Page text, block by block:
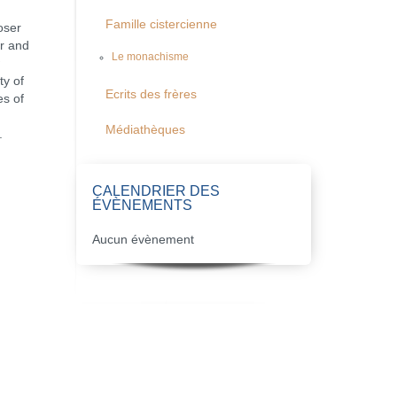
and
of
of
Famille cistercienne
Le monachisme
Ecrits des frères
Médiathèques
CALENDRIER DES
ÉVÈNEMENTS
Aucun évènement